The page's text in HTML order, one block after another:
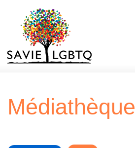
contenu
Médiathèque